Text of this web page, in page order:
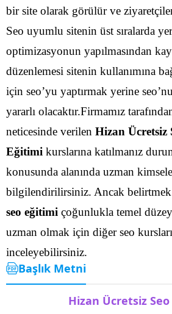
bir site olarak görülür ve
Seo uyumlu sitenin üst sıralarda yer
optimizasyonun yapılmasından
düzenlemesi sitenin kullanımına
için seo’yu yaptırmak yerine
yararlı olacaktır.Firmamız
neticesinde verilen Hizan Ücretsiz
Eğitimi kurslarına katılmanız
konusunda alanında uzman
bilgilendirilirsiniz. Ancak
seo eğitimi çoğunlukla temel
uzman olmak için diğer seo
inceleyebilirsiniz.
Başlık Metni
Hizan Ücretsiz